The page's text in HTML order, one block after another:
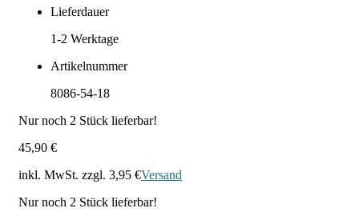
Lieferdauer
1-2 Werktage
Artikelnummer
8086-54-18
Nur noch 2 Stück lieferbar!
45,90 €
inkl. MwSt. zzgl. 3,95 €Versand
Nur noch 2 Stück lieferbar!